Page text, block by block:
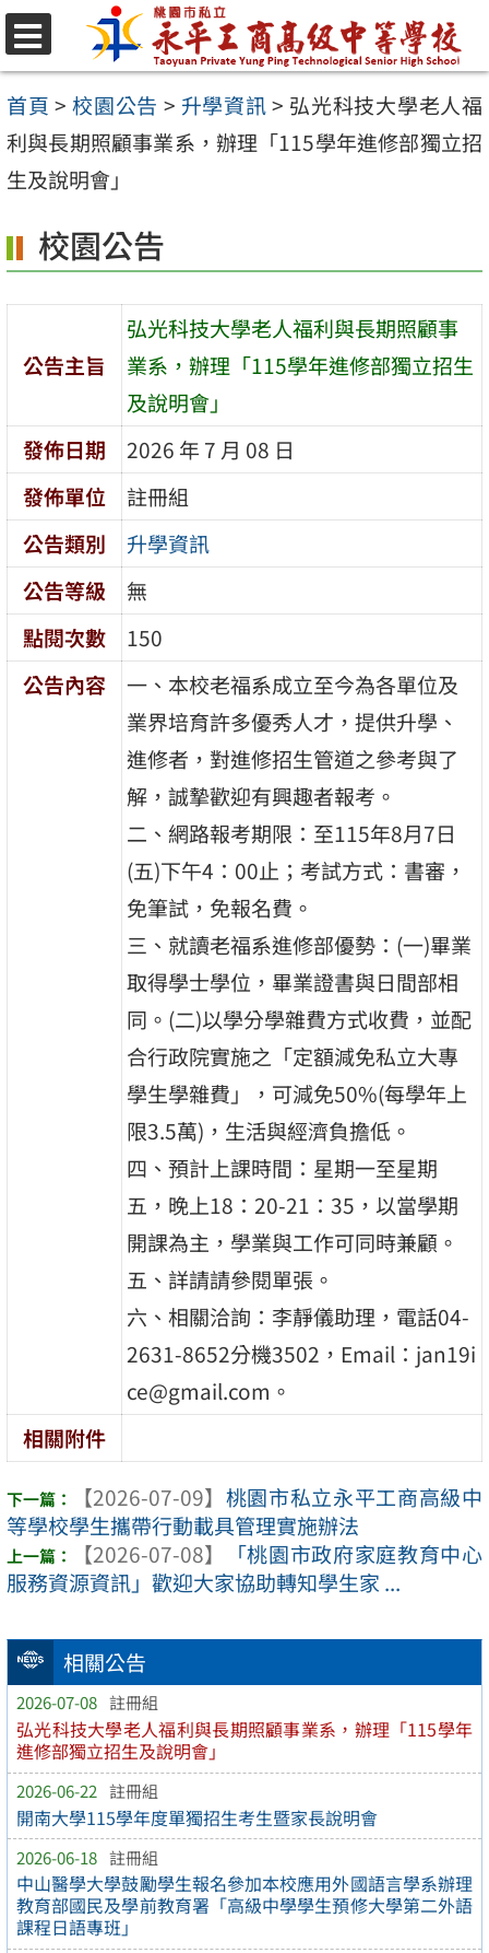
跳
至
主
要
內
區
首頁 > 校園公告 > 升學資訊> 弘光科技大學老人福
利與長期照顧事業系，辦理「115學年進修部獨立招
生及說明會」
相關公告
2026-07-08 註冊組
弘光科技大學老人福利與長期照顧事業系，辦理「115學年
進修部獨立招生及說明會」
2026-06-22 註冊組
開南大學115學年度單獨招生考生暨家長說明會
2026-06-18 註冊組
中山醫學大學鼓勵學生報名參加本校應用外國語言學系辦理
教育部國民及學前教育署「高級中學學生預修大學第二外語
課程日語專班」
校園公告
公告主旨
弘光科技大學老人福利與長期照顧事
業系，辦理「115學年進修部獨立招生
及說明會」
發佈日期
2026 年 7 月 08 日
發佈單位
註冊組
公告類別
升學資訊
公告等級
無
點閱次數
150
公告內容
一、本校老福系成立至今為各單位及
業界培育許多優秀人才，提供升學、
進修者，對進修招生管道之參考與了
解，誠摯歡迎有興趣者報考。
二、網路報考期限：至115年8月7日
(五)下午4：00止；考試方式：書審，
免筆試，免報名費。
三、就讀老福系進修部優勢：(一)畢業
取得學士學位，畢業證書與日間部相
同。(二)以學分學雜費方式收費，並配
合行政院實施之「定額減免私立大專
學生學雜費」，可減免50%(每學年上
限3.5萬)，生活與經濟負擔低。
四、預計上課時間：星期一至星期
五，晚上18：20-21：35，以當學期
開課為主，學業與工作可同時兼顧。
五、詳請請參閱單張。
六、相關洽詢：李靜儀助理，電話04-
2631-8652分機3502，Email：jan19i
ce@gmail.com。
相關附件
【2026-07-09】 桃園市私立永平工商高級中
等學校學生攜帶行動載具管理實施辦法
【2026-07-08】
「桃園市政府家庭教育中心
服務資源資訊」歡迎大家協助轉知學生家 ...
選
單